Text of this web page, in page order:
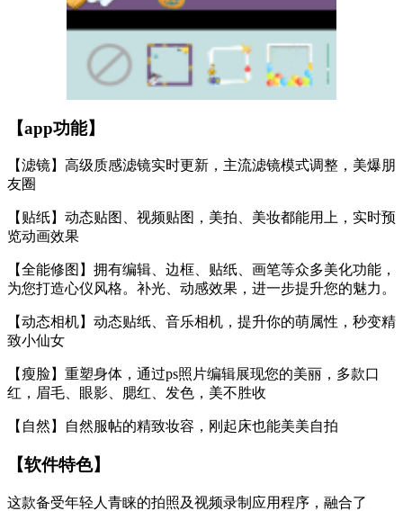
【app功能】
【滤镜】高级质感滤镜实时更新，主流滤镜模式调整，美爆朋
友圈
【贴纸】动态贴图、视频贴图，美拍、美妆都能用上，实时预
览动画效果
【全能修图】拥有编辑、边框、贴纸、画笔等众多美化功能，
为您打造心仪风格。补光、动感效果，进一步提升您的魅力。
【动态相机】动态贴纸、音乐相机，提升你的萌属性，秒变精
致小仙女
【瘦脸】重塑身体，通过ps照片编辑展现您的美丽，多款口
红，眉毛、眼影、腮红、发色，美不胜收
【自然】自然服帖的精致妆容，刚起床也能美美自拍
【软件特色】
这款备受年轻人青睐的拍照及视频录制应用程序，融合了